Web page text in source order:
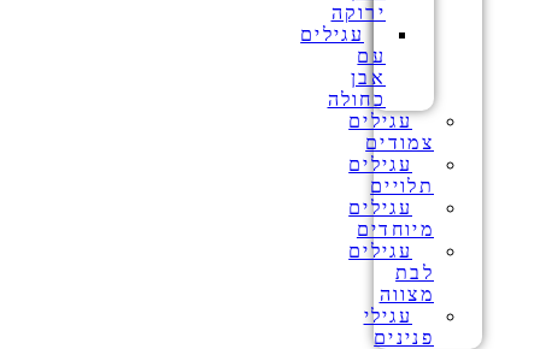
ירוקה
עגילים
עם
אבן
כחולה
עגילים
צמודים
עגילים
תלויים
עגילים
מיוחדים
עגילים
לבת
מצווה
עגילי
פנינים